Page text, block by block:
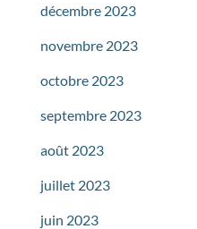
décembre 2023
novembre 2023
octobre 2023
septembre 2023
août 2023
juillet 2023
juin 2023